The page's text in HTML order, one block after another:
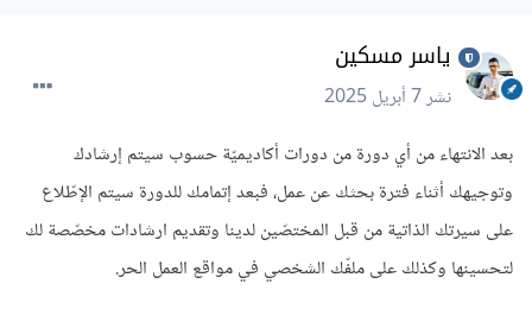
ياسر مسكين
نشر7 أبريل 2025
بعد الانتهاء من أي دورة من دورات أكاديميّة حسوب سيتم إرشادك
وتوجيهك أثناء فترة بحثك عن عمل، فبعد إتمامك للدورة سيتم الإطّلاع
على سيرتك الذاتية من قبل المختصّين لدينا وتقديم ارشادات مخصّصة لك
لتحسينها وكذلك على ملفّك الشخصي في مواقع العمل الحر.